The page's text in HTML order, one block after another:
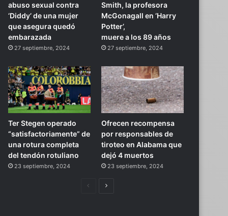
abuso sexual contra
‘Diddy’ de una mujer
que asegura quedó
embarazada
27 septiembre, 2024
Smith, la profesora
McGonagall en ‘Harry
Potter’,
muere a los 89 años
27 septiembre, 2024
Ter Stegen operado
“satisfactoriamente” de
una rotura completa
del tendón rotuliano
23 septiembre, 2024
Ofrecen recompensa
por responsables de
tiroteo en Alabama que
dejó 4 muertos
23 septiembre, 2024
PáginaSiguiente